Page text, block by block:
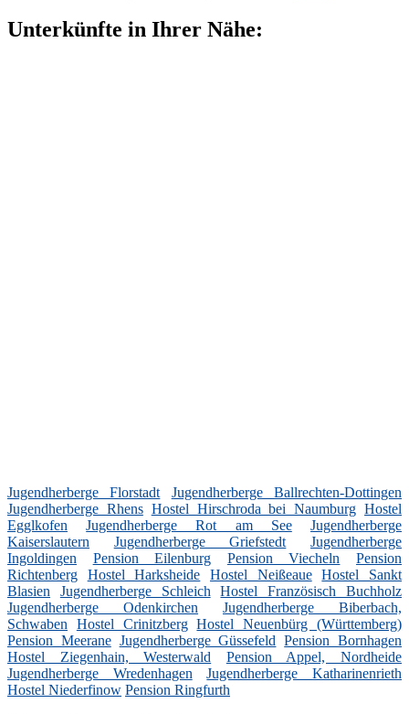
Unterkünfte in Ihrer Nähe:
Jugendherberge Florstadt
Jugendherberge Ballrechten-Dottingen
Jugendherberge Rhens Hostel Hirschroda bei Naumburg Hostel
Egglkofen
Jugendherberge Rot am See
Jugendherberge
Kaiserslautern
Jugendherberge Griefstedt
Jugendherberge
Ingoldingen
Pension Eilenburg Pension Viecheln
Pension
Richtenberg
Hostel Harksheide Hostel Neißeaue
Hostel Sankt
Blasien
Jugendherberge Schleich
Hostel Französisch Buchholz
Jugendherberge Odenkirchen
Jugendherberge Biberbach,
Schwaben
Hostel Crinitzberg Hostel Neuenbürg (Württemberg)
Pension Meerane Jugendherberge Güssefeld
Pension Bornhagen
Hostel Ziegenhain, Westerwald
Pension Appel, Nordheide
Jugendherberge Wredenhagen
Jugendherberge Katharinenrieth
Hostel Niederfinow Pension Ringfurth